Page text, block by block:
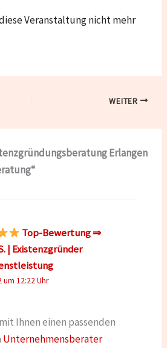
Veranstaltung nicht mehr
WEITER
Erlangen
Top-Bewertung ⇒
| Existenzgründer
12:22 Uhr
Ihnen einen passenden
Unternehmensberater